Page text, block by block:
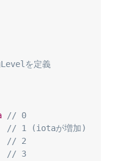
を定義
// 0
// 1 (iotaが増加)
// 2
// 3